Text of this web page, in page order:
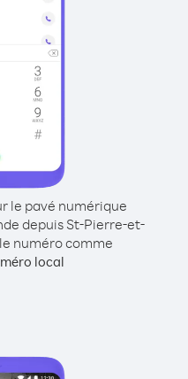
le pavé numérique
depuis St-Pierre-et-
numéro comme
local